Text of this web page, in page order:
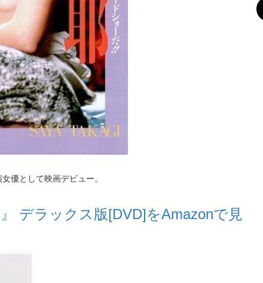
優として映画デビュー。
デラックス版[DVD]をAmazonで見